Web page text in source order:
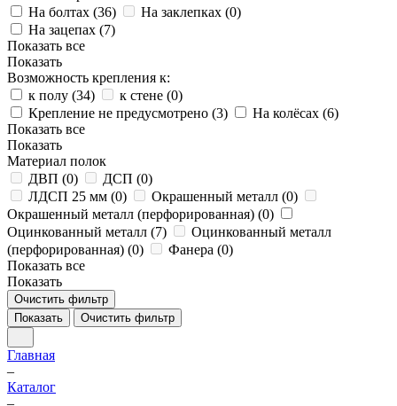
На болтах (36) На заклепках (0)
На зацепах (7)
Показать все
Показать
Возможность крепления к:
к полу (34) к стене (0)
Крепление не предусмотрено (3) На колёсах (6)
Показать все
Показать
Материал полок
ДВП (0) ДСП (0)
ЛДСП 25 мм (0) Окрашенный металл (0)
Окрашенный металл (перфорированная) (0)
Оцинкованный металл (7)
Оцинкованный металл
(перфорированная) (0) Фанера (0)
Показать все
Показать
Очистить фильтр
Показать
Очистить фильтр
Главная
–
Каталог
–